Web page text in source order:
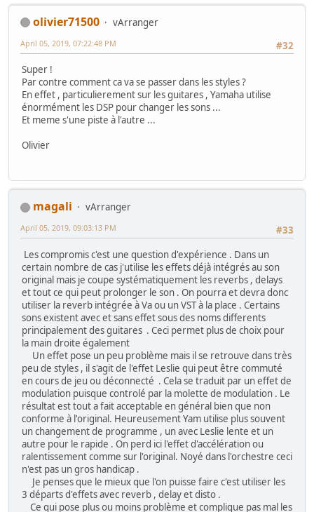
olivier71500
vArranger
#32
April 05, 2019, 07:22:48 PM
Super !
Par contre comment ca va se passer dans les styles ?
En effet , particulierement sur les guitares , Yamaha utilise
énormément les DSP pour changer les sons ...
Et meme s'une piste à l'autre ...
Olivier
magali
vArranger
#33
April 05, 2019, 09:03:13 PM
Les compromis c'est une question d'expérience . Dans un
certain nombre de cas j'utilise les effets déjà intégrés au son
original mais je coupe systématiquement les reverbs , delays
et tout ce qui peut prolonger le son . On pourra et devra donc
utiliser la reverb intégrée à Va ou un VST à la place . Certains
sons existent avec et sans effet sous des noms differents
principalement des guitares . Ceci permet plus de choix pour
la main droite également
Un effet pose un peu problème mais il se retrouve dans très
peu de styles , il s'agit de l'effet Leslie qui peut être commuté
en cours de jeu ou déconnecté . Cela se traduit par un effet de
modulation puisque controlé par la molette de modulation . Le
résultat est tout a fait acceptable en général bien que non
conforme à l'original. Heureusement Yam utilise plus souvent
un changement de programme , un avec Leslie lente et un
autre pour le rapide . On perd ici l'effet d'accélération ou
ralentissement comme sur l'original. Noyé dans l'orchestre ceci
n'est pas un gros handicap .
Je penses que le mieux que l'on puisse faire c'est utiliser les
3 départs d'effets avec reverb , delay et disto .
Ce qui pose plus ou moins problème et complique pas mal les